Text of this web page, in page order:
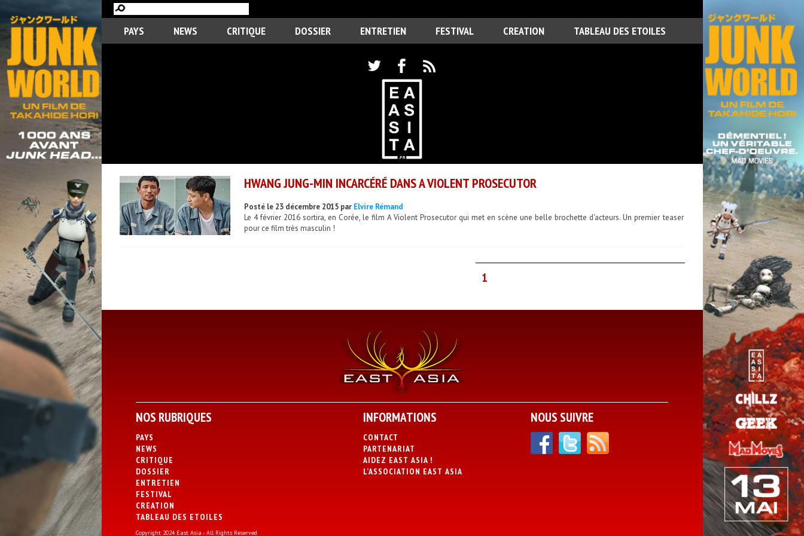
PAYS NEWS CRITIQUE DOSSIER ENTRETIEN FESTIVAL CREATION TABLEAU DES ETOILES
HWANG JUNG-MIN INCARCÉRÉ DANS A VIOLENT PROSECUTOR
Posté le 23 décembre 2015 par Elvire Rémand
Le 4 février 2016 sortira, en Corée, le film A Violent Prosecutor qui met en scène une belle brochette d'acteurs. Un premier teaser
pour ce film très masculin !
1
NOS RUBRIQUES
PAYS
NEWS
CRITIQUE
DOSSIER
ENTRETIEN
FESTIVAL
CREATION
TABLEAU DES ETOILES
INFORMATIONS
CONTACT
PARTENARIAT
AIDEZ EAST ASIA !
L’ASSOCIATION EAST ASIA
NOUS SUIVRE
Copyright 2024 East Asia - All Rights Reserved